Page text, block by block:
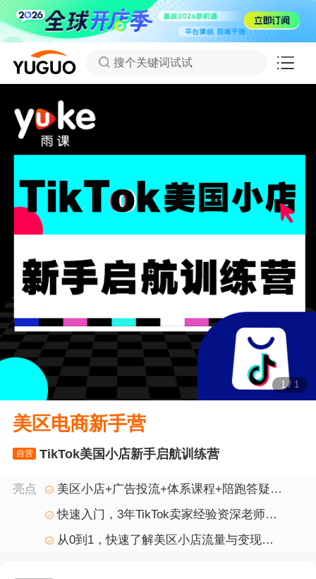
搜个关键词试试
1/ 1
美区电商新手营
自营 TikTok美国小店新手启航训练营
亮点
美区小店+广告投流+体系课程+陪跑答疑
+美区资源对接
快速入门，3年TikTok卖家经验资深老师详
细教学
从0到1，快速了解美区小店流量与变现玩